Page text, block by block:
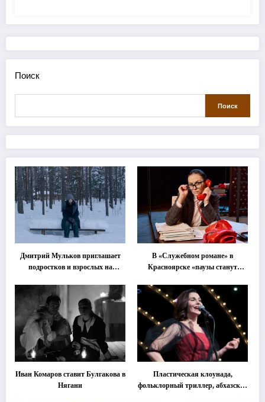
Поиск
Поиск
Дмитрий Мульков приглашает
подростков и взрослых на
В «Служебном романе» в
Красноярске «паузы станут
Иван Комаров ставит Булгакова в
Нягани
Пластическая клоунада,
фольклорный триллер, абхазская